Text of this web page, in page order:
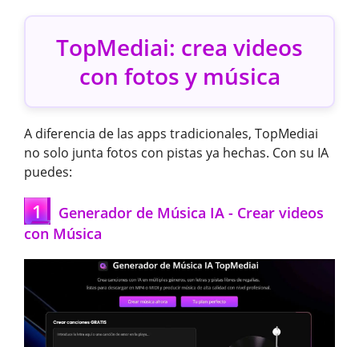
TopMediai: crea videos
con fotos y música
A diferencia de las apps tradicionales, TopMediai
no solo junta fotos con pistas ya hechas. Con su IA
puedes:
1
Generador de Música IA - Crear videos
con Música